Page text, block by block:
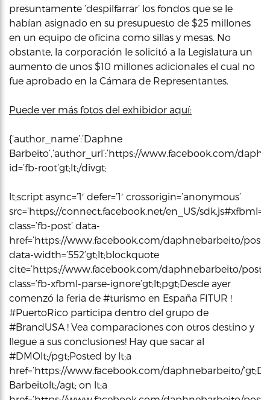
presuntamente ‘despilfarrar’ los fondos que se le
habían asignado en su presupuesto de $25 millones
en un equipo de oficina como sillas y mesas. No
obstante, la corporación le solicitó a la Legislatura un
aumento de unos $10 millones adicionales el cual no
fue aprobado en la Cámara de Representantes.
Puede ver más fotos del exhibidor aquí:
{‘author_name’:’Daphne
Barbeito’,’author_url’:’https://www.facebook.com/
id=’fb-root’gt;lt;/divgt;
lt;script async=’1′ defer=’1′ crossorigin=’anonymous’
src=’https://connect.facebook.net/en_US/
class=’fb-post’ data-
href=’https://www.facebook.com/daphnebarbeito/posts/
data-width=’552’gt;lt;blockquote
cite=’https://www.facebook.com/daphnebarbeito/posts/
class=’fb-xfbml-parse-ignore’gt;lt;pgt;Desde ayer
comenzó la feria de #turismo en España FITUR !
#PuertoRico participa dentro del grupo de
#BrandUSA ! Vea comparaciones con otros destino y
llegue a sus conclusiones! Hay que sacar al
#DMOlt;/pgt;Posted by lt;a
href=’https://www.facebook.com/daphnebarbeito/
Barbeitolt;/agt; on lt;a